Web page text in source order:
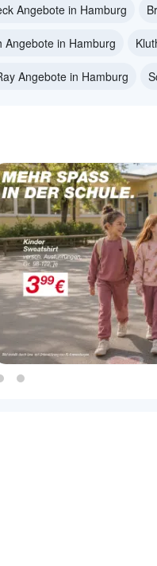
Angebote in Hamburg
Angebote in Hamburg
Angebote in Hamburg